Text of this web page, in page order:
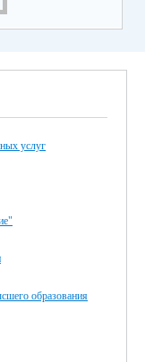
услуг
образования